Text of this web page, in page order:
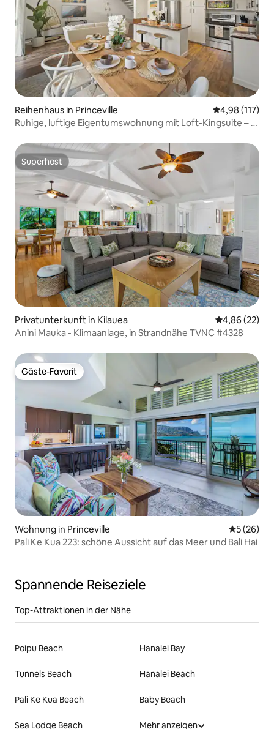
Reihenhaus in Princeville
4,98 (117)
Ruhige, luftige Eigentumswohnung mit Loft-Kingsuite – 2
Superhost
Superhost
Privatunterkunft in Kilauea
4,86 (22)
Anini Mauka - Klimaanlage, in Strandnähe TVNC #4328
Gäste-Favorit
Gäste-Favorit
Wohnung in Princeville
5 (26)
Pali Ke Kua 223: schöne Aussicht auf das Meer und Bali Hai
Spannende Reiseziele
Top-Attraktionen in der Nähe
Poipu Beach Hanalei Bay
Tunnels Beach Hanalei Beach
Pali Ke Kua Beach Baby Beach
Sea Lodge Beach Mehr anzeigen